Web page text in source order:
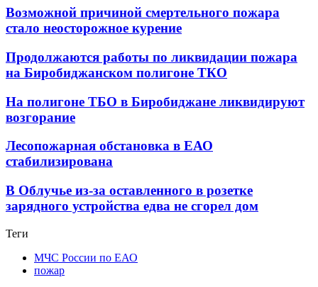
Возможной причиной смертельного пожара
стало неосторожное курение
Продолжаются работы по ликвидации пожара
на Биробиджанском полигоне ТКО
На полигоне ТБО в Биробиджане ликвидируют
возгорание
Лесопожарная обстановка в ЕАО
стабилизирована
В Облучье из-за оставленного в розетке
зарядного устройства едва не сгорел дом
Теги
МЧС России по ЕАО
пожар